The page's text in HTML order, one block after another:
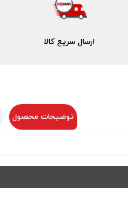
ارسال سریع کالا
توضیحات محصول